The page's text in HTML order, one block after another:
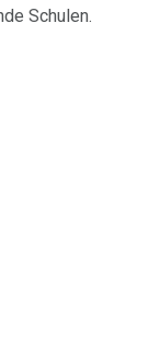
Schulen.